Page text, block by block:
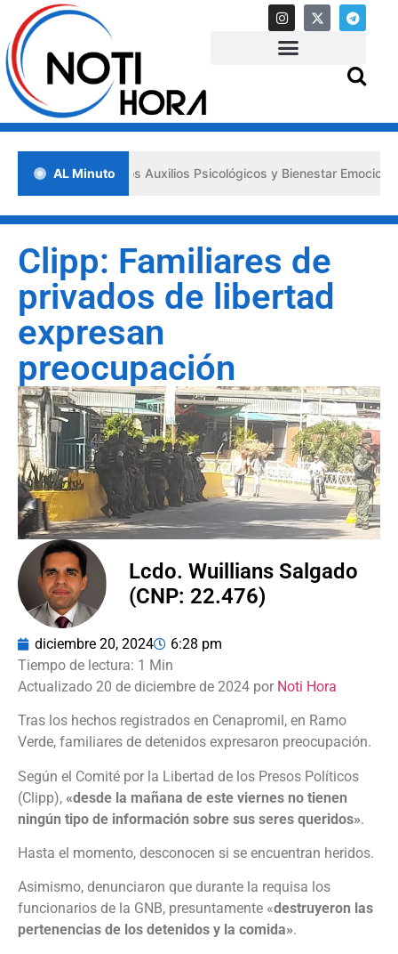
AL Minuto
los «Primeros Auxilios Psicológicos y Bienestar Emocional» ante
Clipp: Familiares de
privados de libertad
expresan
preocupación
Lcdo. Wuillians Salgado
(CNP: 22.476)
diciembre 20, 2024 6:28 pm
Actualizado 20 de diciembre de 2024 por Noti Hora
Tras los hechos registrados en Cenapromil, en Ramo
Verde, familiares de detenidos expresaron preocupación.
Según el Comité por la Libertad de los Presos Políticos
(Clipp), «desde la mañana de este viernes no tienen
ningún tipo de información sobre sus seres queridos».
Hasta el momento, desconocen si se encuentran heridos.
Asimismo, denunciaron que durante la requisa los
funcionarios de la GNB, presuntamente «destruyeron las
pertenencias de los detenidos y la comida».